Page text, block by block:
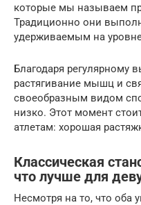
которые мы называем
Традиционно они
удерживаемым на
Благодаря регулярному
растягивание мышц и
своеобразным видом
низко. Этот момент
атлетам: хорошая
Классическая
что лучше для
Несмотря на то, что оба